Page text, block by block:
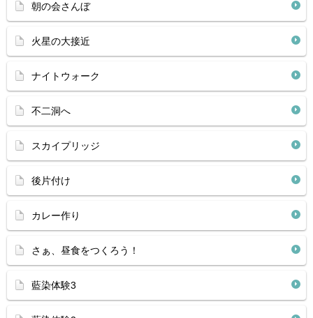
朝の会さんぼ
火星の大接近
ナイトウォーク
不二洞へ
スカイプリッジ
後片付け
カレー作り
さぁ、昼食をつくろう！
藍染体験3